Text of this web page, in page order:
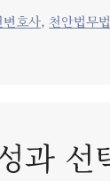
변호사, 천안법무
과 선